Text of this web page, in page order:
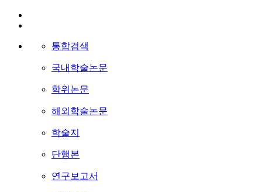
통합검색
국내학술논문
학위논문
해외학술논문
학술지
단행본
연구보고서